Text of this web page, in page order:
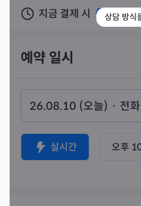
상담 방식
지금 결제 시 실시간
예약 일시
실시간 오후